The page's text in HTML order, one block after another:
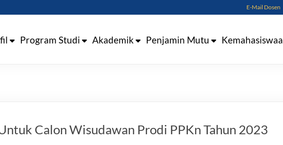
E-Mail Dosen
Program Studi Akademik Penjamin Mutu
Calon Wisudawan Prodi PPKn Tahun 2023